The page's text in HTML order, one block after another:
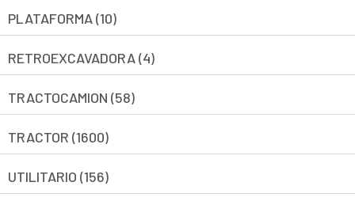
PLATAFORMA (10)
RETROEXCAVADORA (4)
TRACTOCAMION (58)
TRACTOR (1600)
UTILITARIO (156)